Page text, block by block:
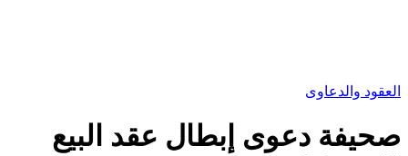
العقود والدعاوى
صحيفة دعوى إبطال عقد البيع